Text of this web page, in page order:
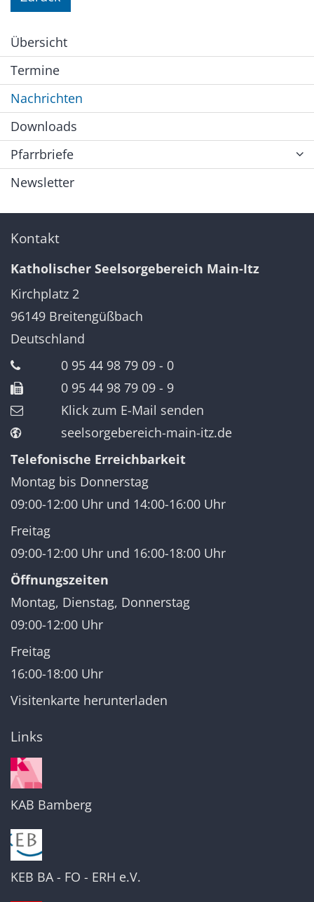
Übersicht
Termine
Nachrichten
Downloads
Pfarrbriefe
Newsletter
Kontakt
Katholischer Seelsorgebereich Main-Itz
Kirchplatz 2
96149 Breitengüßbach
Deutschland
0 95 44 98 79 09 - 0
0 95 44 98 79 09 - 9
Klick zum E-Mail senden
seelsorgebereich-main-itz.de
Telefonische Erreichbarkeit
Montag bis Donnerstag
09:00-12:00 Uhr und 14:00-16:00 Uhr
Freitag
09:00-12:00 Uhr und 16:00-18:00 Uhr
Öffnungszeiten
Montag, Dienstag, Donnerstag
09:00-12:00 Uhr
Freitag
16:00-18:00 Uhr
Visitenkarte herunterladen
Links
KAB Bamberg
KEB BA - FO - ERH e.V.